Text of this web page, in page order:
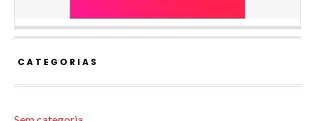
CATEGORIAS